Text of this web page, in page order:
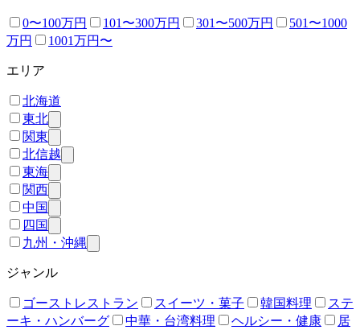
0〜100万円 101〜300万円 301〜500万円
501〜1000
万円
1001万円〜
エリア
北海道
東北
関東
北信越
東海
関西
中国
四国
九州・沖縄
ジャンル
ゴーストレストラン スイーツ・菓子 韓国料理
ステ
ーキ・ハンバーグ
中華・台湾料理 ヘルシー・健康
居